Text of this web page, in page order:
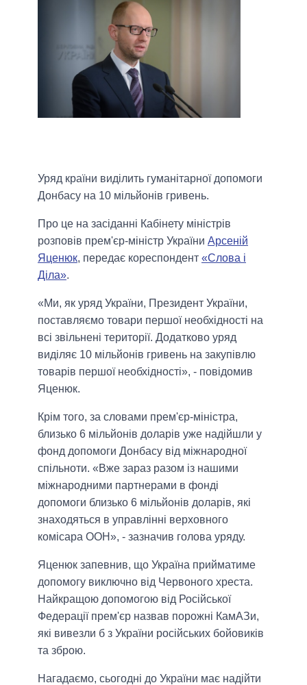
Уряд країни виділить гуманітарної допомоги
Донбасу на 10 мільйонів гривень.
Про це на засіданні Кабінету міністрів
розповів прем'єр-міністр України Арсеній
Яценюк, передає кореспондент «Слова і
Діла».
«Ми, як уряд України, Президент України,
поставляємо товари першої необхідності на
всі звільнені території. Додатково уряд
виділяє 10 мільйонів гривень на закупівлю
товарів першої необхідності», - повідомив
Яценюк.
Крім того, за словами прем'єр-міністра,
близько 6 мільйонів доларів уже надійшли у
фонд допомоги Донбасу від міжнародної
спільноти. «Вже зараз разом із нашими
міжнародними партнерами в фонді
допомоги близько 6 мільйонів доларів, які
знаходяться в управлінні верховного
комісара ООН», - зазначив голова уряду.
Яценюк запевнив, що Україна прийматиме
допомогу виключно від Червоного хреста.
Найкращою допомогою від Російської
Федерації прем'єр назвав порожні КамАЗи,
які вивезли б з України російських бойовиків
та зброю.
Нагадаємо, сьогодні до України має надійти